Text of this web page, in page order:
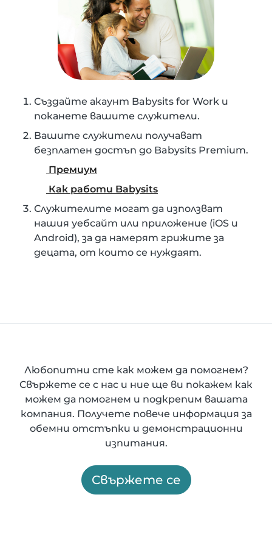
Създайте акаунт Babysits for Work и
поканете вашите служители.
Вашите служители получават
безплатен достъп до Babysits Premium.
Премиум
Как работи Babysits
Служителите могат да използват
нашия уебсайт или приложение (iOS и
Android), за да намерят грижите за
децата, от които се нуждаят.
Любопитни сте как можем да помогнем?
Свържете се с нас и ние ще ви покажем как
можем да помогнем и подкрепим вашата
компания. Получете повече информация за
обемни отстъпки и демонстрационни
изпитания.
Свържете се